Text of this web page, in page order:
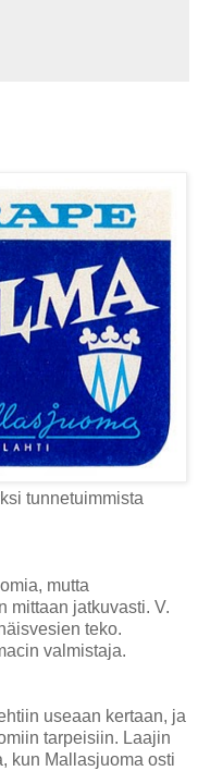
tunnetuimmista
mutta
mittaan jatkuvasti. V.
teko.
valmistaja.
useaan kertaan, ja
tarpeisiin. Laajin
kun Mallasjuoma osti